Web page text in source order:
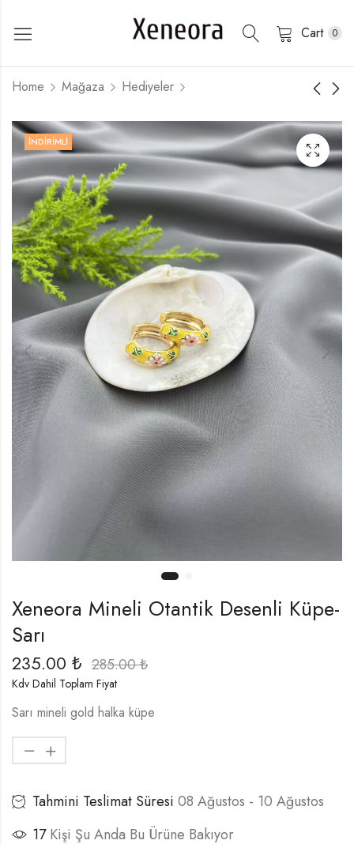
Cart 0
Home Mağaza Hediyeler
İNDIRIMLI
Xeneora Mineli Otantik Desenli Küpe-
Sarı
235.00 ₺ 285.00₺
Kdv Dahil Toplam Fiyat
Sarı mineli gold halka küpe
Tahmini Teslimat Süresi 08 Ağustos - 10 Ağustos
17 Kişi Şu Anda Bu Ürüne Bakıyor